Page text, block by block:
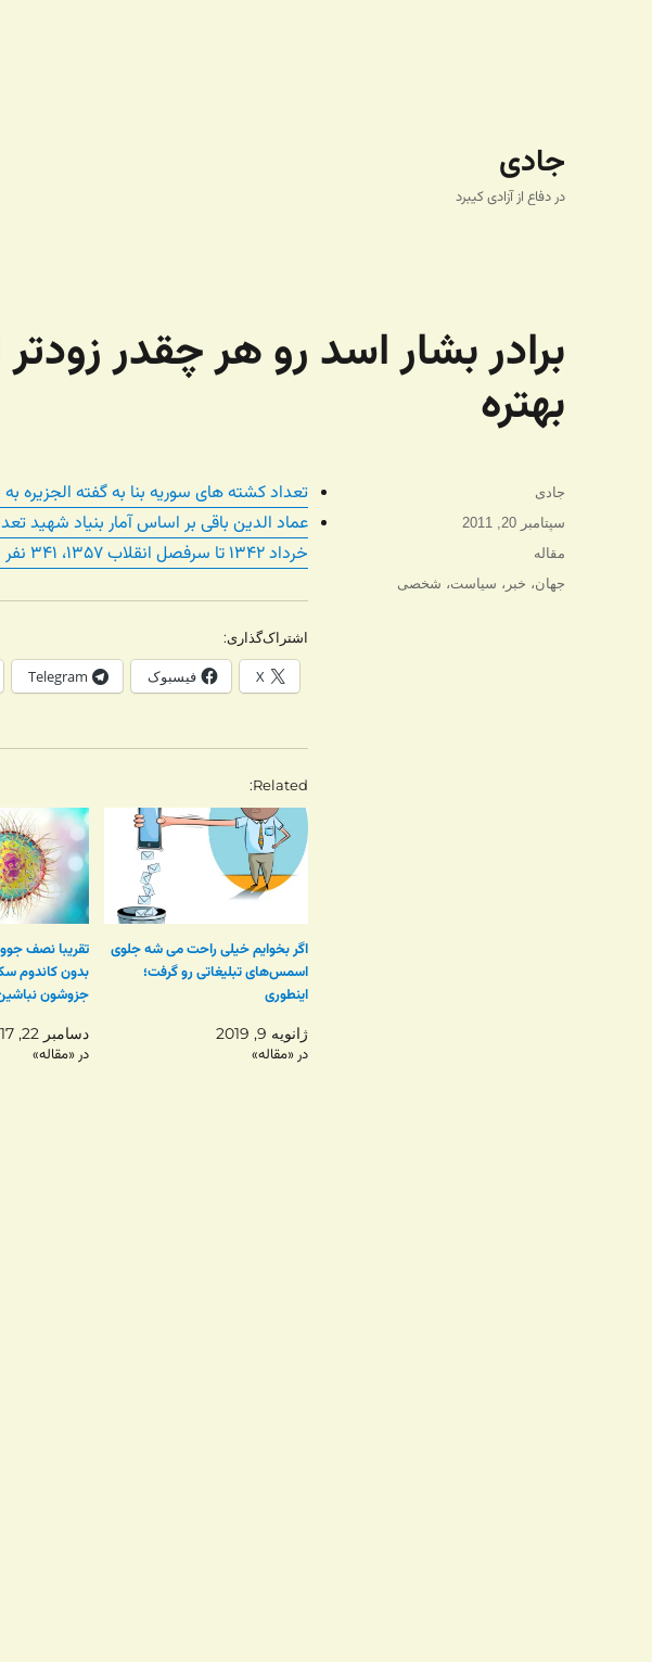
جادی
در دفاع از آزادی کیبرد
برادر بشار اسد رو هر چقدر
بهتره
تعداد کشته های سوریه بنا به گفته الجزیره به ۲۷۰۰ نفر از جمله ۱۰۰ کودک رسیده
عماد الدین باقی بر اساس آمار بنیاد شهید
خرداد ۱۳۴۲ تا سرفصل انقلاب ۱۳۵۷، ۳۴۱ نفر برآورد می‌کند.
اشتراک‌گذاری:
X فیسبوک Telegram
Related
اگر بخوایم خیلی راحت می شه جلوی
اسمس‌های تبلیغاتی رو گرفت؛
اینطوری
ژانویه 9, 2019
در «مقاله»
تقریبا نصف
بدون کاندوم
جزوشون
دسامبر 22, 2017
در «مقاله»
نویسنده
جادی
ارسال
شده
سپتامبر 20, 2011
دسته‌ها
مقاله
برچسب‌ها
جهان، خبر ، سیاست، شخصی